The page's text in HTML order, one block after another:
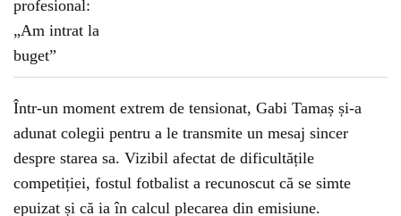
Într-un moment extrem de tensionat, Gabi Tamaș și-a
adunat colegii pentru a le transmite un mesaj sincer
despre starea sa. Vizibil afectat de dificultățile
competiției, fostul fotbalist a recunoscut că se simte
epuizat și că ia în calcul plecarea din emisiune.